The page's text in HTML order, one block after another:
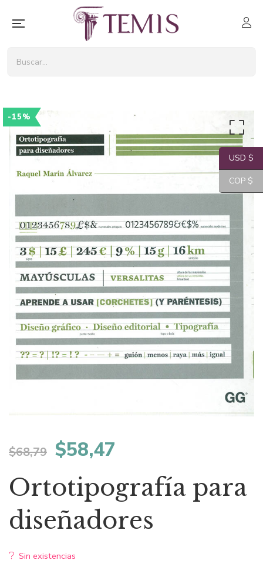
-15%
$68,79 El
precio
original
era:
$58,47
precio
actual
es:
Ortotipografía para
diseñadores
Sin existencias
USD $
COP $